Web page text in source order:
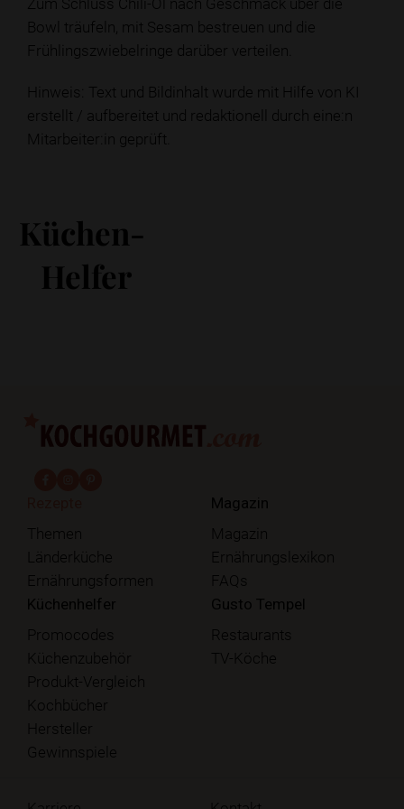
Bowl träufeln, mit Sesam bestreuen und die
Frühlingszwiebelringe darüber verteilen.
Hinweis: Text und Bildinhalt wurde mit Hilfe von KI
erstellt / aufbereitet und redaktionell durch eine:n
Mitarbeiter:in geprüft.
Küchen-
Helfer
Themen
Länderküche
Ernährungsformen
Magazin
Magazin
Ernährungslexikon
FAQs
Küchenhelfer
Promocodes
Küchenzubehör
Produkt-Vergleich
Kochbücher
Hersteller
Gewinnspiele
Gusto Tempel
Restaurants
TV-Köche